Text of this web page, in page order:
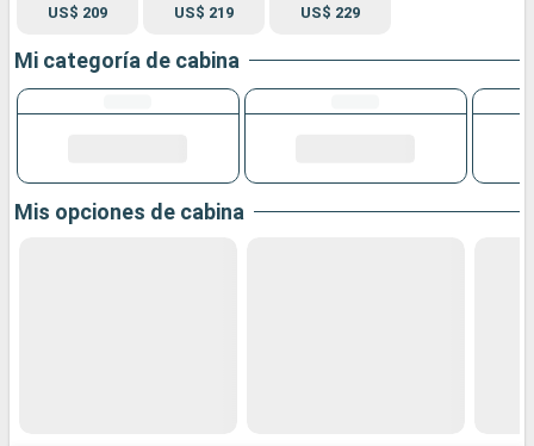
US$ 209 US$ 219 US$ 229
Mi categoría de cabina
Mis opciones de cabina